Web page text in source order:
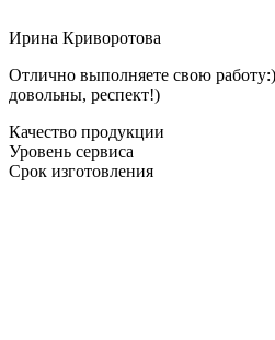
Ирина Криворотова
Отлично выполняете свою
довольны, респект!)
Качество продукции
Уровень сервиса
Срок изготовления